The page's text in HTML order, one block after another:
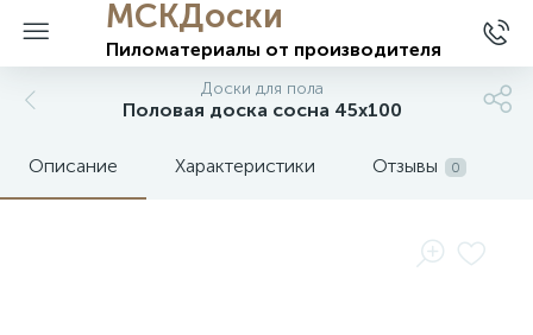
МСКДоски
Пиломатериалы от производителя
Доски для пола
Половая доска сосна 45х100
Описание Характеристики Отзывы 0